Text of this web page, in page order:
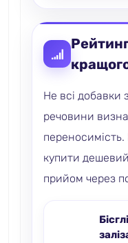
Не всі добавки
речовини
купити
прийом через